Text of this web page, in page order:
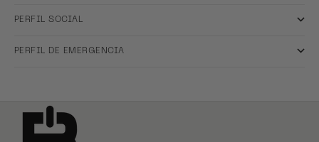
PERFIL SOCIAL
PERFIL DE EMERGENCIA